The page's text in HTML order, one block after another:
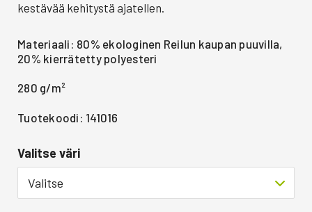
kestävää kehitystä ajatellen.
Materiaali: 80% ekologinen Reilun kaupan puuvilla,
20% kierrätetty polyesteri
280 g/m²
Tuotekoodi: 141016
Valitse väri
Valitse